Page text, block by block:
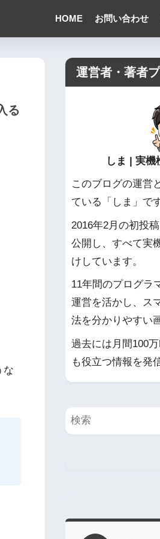
HOME お問い合わせ
る
な
運営者・著者
しま | 実機
このブログの運営
ている「しま」です
2016年2月の初投
公開し、すべて実
けしています。
11年間のプログラ
運営を活かし、ス
法を分かりやすい
過去には月間100万
も役立つ情報を発